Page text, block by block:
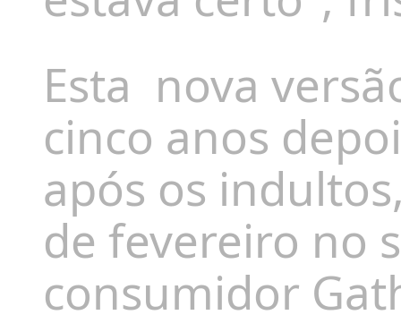
Esta nova
cinco anos
após os
de fevereiro no
consumidor